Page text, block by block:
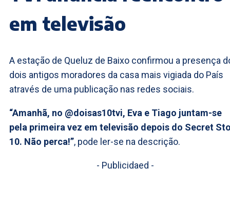
em televisão
A estação de Queluz de Baixo confirmou a presença
dois antigos moradores da casa mais vigiada do País
através de uma publicação nas redes sociais.
“Amanhã, no @doisas10tvi, Eva e Tiago juntam-se
pela primeira vez em televisão depois do Secret
10. Não perca!”, pode ler-se na descrição.
- Publicidaed -